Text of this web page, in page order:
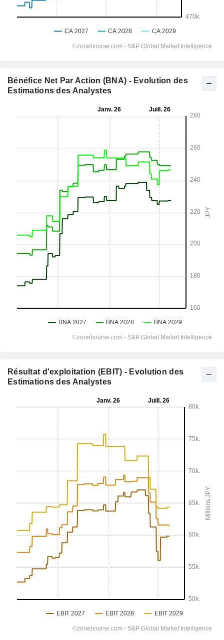
Bénéfice Net Par Action (BNA) - Evolution des
Estimations des Analystes
Résultat d'exploitation (EBIT) - Evolution des
Estimations des Analystes